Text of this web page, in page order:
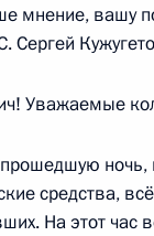
должности
форум
мнение, вашу
Сергей
Уважаемые
средства,
На этот час